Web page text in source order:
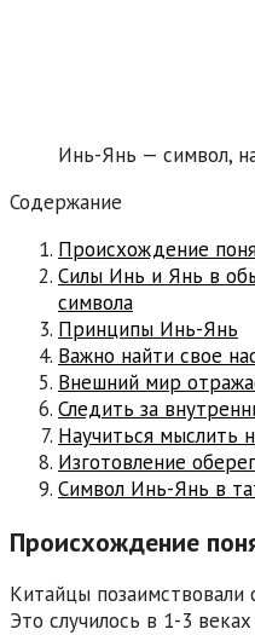
Инь-Янь — символ,
Содержание
Происхождение
Силы Инь и Янь в
символа
Принципы Инь-Янь
Важно найти свое
Внешний мир
Следить за
Научиться мыслить
Изготовление
Символ Инь-Янь в
Происхождение
Китайцы
Это случилось в 1-3